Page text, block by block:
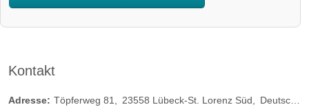
Kontakt
Adresse: Töpferweg 81 23558 Lübeck-St. Lorenz Süd
Deutschland